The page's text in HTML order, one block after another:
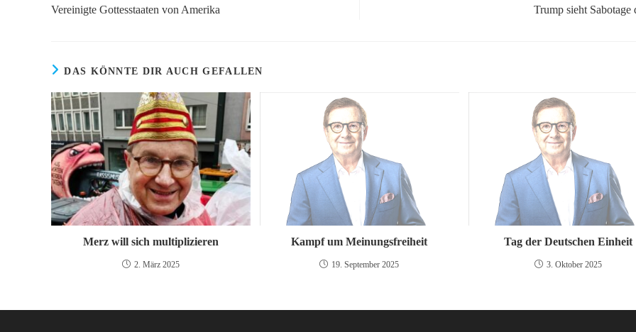
ansehen
Vereinigte Gottesstaaten von Amerika Trump sieht Sabotage
DAS KÖNNTE DIR AUCH GEFALLEN
Merz will sich multiplizieren
2. März 2025
Kampf um Meinungsfreiheit
19. September 2025
Tag der Deutschen Einheit
3. Oktober 2025